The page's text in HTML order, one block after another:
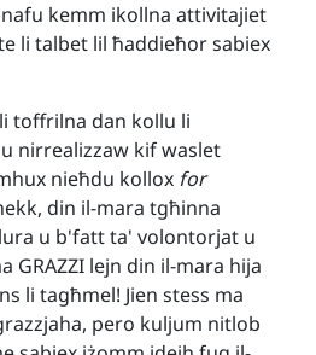
kemm ikollna attivitajiet
li talbet lil ħaddieħor sabiex
toffrilna dan kollu li
nirrealizzaw kif waslet
nieħdu kollox for
din il-mara tgħinna
u b'fatt ta' volontorjat u
GRAZZI lejn din il-mara hija
li tagħmel! Jien stess ma
pero kuljum nitlob